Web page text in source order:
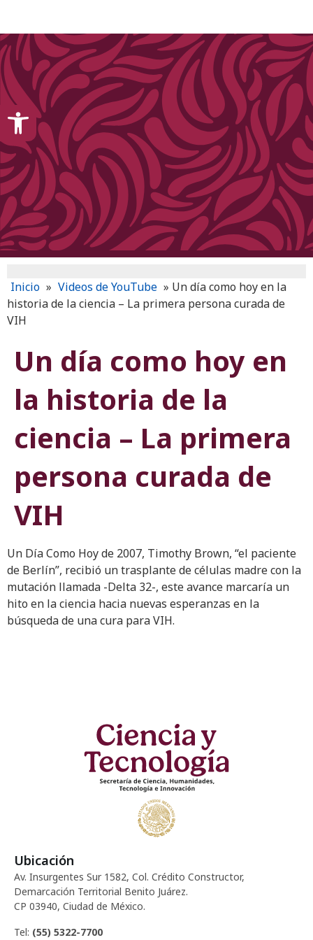
Inicio » Videos de YouTube » Un día como hoy en la
historia de la ciencia – La primera persona curada de
VIH
Un día como hoy en
la historia de la
ciencia – La primera
persona curada de
VIH
Un Día Como Hoy de 2007, Timothy Brown, “el paciente
de Berlín”, recibió un trasplante de células madre con la
mutación llamada -Delta 32-, este avance marcaría un
hito en la ciencia hacia nuevas esperanzas en la
búsqueda de una cura para VIH.
Ubicación
Av. Insurgentes Sur 1582, Col. Crédito Constructor,
Demarcación Territorial Benito Juárez.
CP 03940, Ciudad de México.
Tel: (55) 5322-7700
Open toolbar